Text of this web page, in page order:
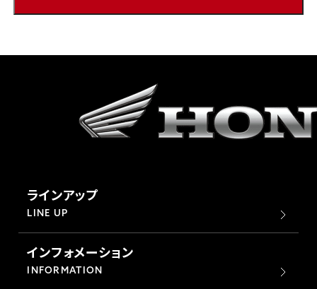
ラインアップ
LINE UP
インフォメーション
INFORMATION
ホンダドリーム 狭山
ホンダドリーム 東浦和
ホンダドリーム 新座
茨城県